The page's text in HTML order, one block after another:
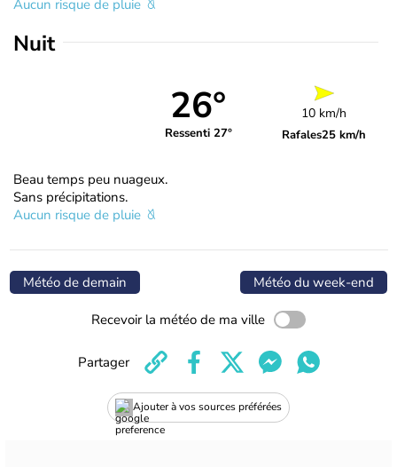
Aucun risque de pluie
Nuit
26°
Ressenti 27°
10 km/h
Rafales25 km/h
Beau temps peu nuageux.
Sans précipitations.
Aucun risque de pluie
Météo de demain Météo du week-end
Recevoir la météo de ma ville
Ajouter à vos sources préférées
Partager